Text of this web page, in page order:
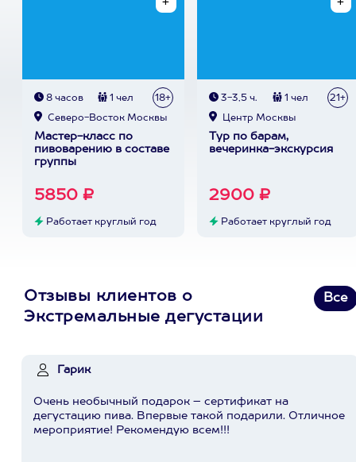
8 часов 1 чел 18+
Северо-Восток Москвы
Мастер-класс по
пивоварению в составе
группы
5850 ₽
Работает круглый год
3-3,5 ч. 1 чел 21+
Центр Москвы
Тур по барам,
вечеринка-экскурсия
2900 ₽
Работает круглый год
Отзывы клиентов о
Экстремальные дегустации
Все
Гарик
Очень необычный подарок – сертификат на
дегустацию пива. Впервые такой подарили. Отличное
мероприятие! Рекомендую всем!!!